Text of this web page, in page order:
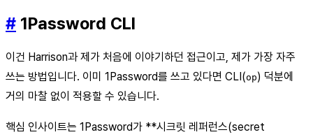
# 1Password CLI
이건 Harrison과 제가 처음에 이야기하던 접근이고, 제가 가장 자주
쓰는 방법입니다. 이미 1Password를 쓰고 있다면 CLI(op) 덕분에
거의 마찰 없이 적용할 수 있습니다.
핵심 인사이트는 1Password가 **시크릿 레퍼런스(secret